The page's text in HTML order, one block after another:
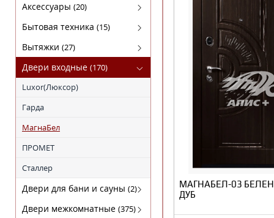
Аксессуары (20)
Аксессуары для бытовой техники
Бытовая техника (15)
Духовые шкафы
Кофемашины
Микроволновки
Поверхности газовые
Поверхности электрические
Холодильники
Вытяжки (27)
FABER
KRONA
SHINDO
TEKA
Двери входные (170)
Luxor(Люксор)
Гарда
МагнаБел
ПРОМЕТ
Сталлер
Двери для бани и сауны (2)
Двери для бани
Двери межкомнатные (375)
МАГНАБЕЛ-03
ДУБ